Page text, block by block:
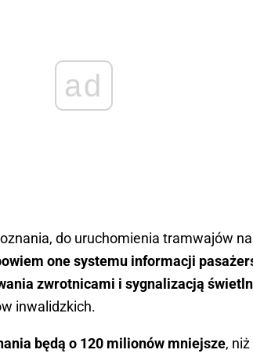
ad
do uruchomienia tramwajów
one systemu informacji
zwrotnicami i sygnalizacją
inwalidzkich.
będą o 120 milionów mniejsze,